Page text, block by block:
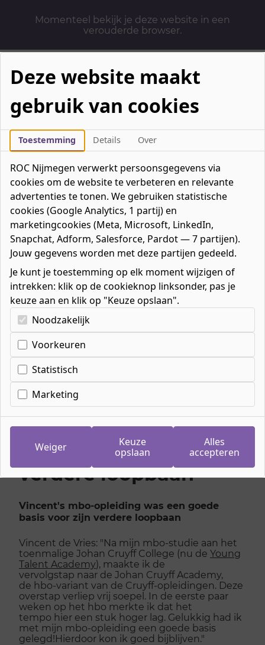
Momenteel bekijk je deze website in een
verouderde browser.
Mbo-opleidingen
Werken & Leren
Mavo / havo / vwo
Contact
Over ons
Bedrijven
Favorieten0favorieten
Mijn ROC
Zoeken
Cookie-instellingen
Deze website maakt
gebruik van cookies
Toestemming Details Over
ROC Nijmegen verwerkt persoonsgegevens via
cookies om de website te verbeteren en relevante
advertenties te tonen. We gebruiken statistische
cookies (Google Analytics, 1 partij) en
marketingcookies (Meta, Microsoft, LinkedIn,
Snapchat, Adform, Salesforce, Pardot — 7 partijen).
Jouw gegevens worden met deze partijen gedeeld.
Je kunt je toestemming op elk moment wijzigen of
intrekken: klik op de cookieknop linksonder, pas je
keuze aan en klik op "Keuze opslaan".
Kies uw cookie-voorkeuren
Noodzakelijk
Voorkeuren
Statistisch
Marketing
Weiger
Keuze
opslaan
Alles
accepteren
Home»Blog»
Vincent's mbo-opleiding was een goede basis
voor zijn verdere loopbaan
Vincent's mbo-
opleiding was een
goede basis voor zijn
verdere loopbaan
Vincent's mbo-opleiding was een goede
basis voor zijn verdere loopbaan
Vincent de Vries: "Na mijn mbo-studie aan het
toenmalige Johan Cruyff College (nu de Young
Talent Academy), maakte ik de
vervolgstap naar de Johan Cruyff Academy,
de hbo-variant van de Cruyff-opleidingen. Deze
overstap verliep vrij soepel. In de eerste paar
weken op het hbo merkte ik dat het
tempo hier een stuk hoger lag. Gelukkig had ik
met mijn mbo-opleiding een goede basis
gelegd!Hierdoor kon ik goed bijblijven."